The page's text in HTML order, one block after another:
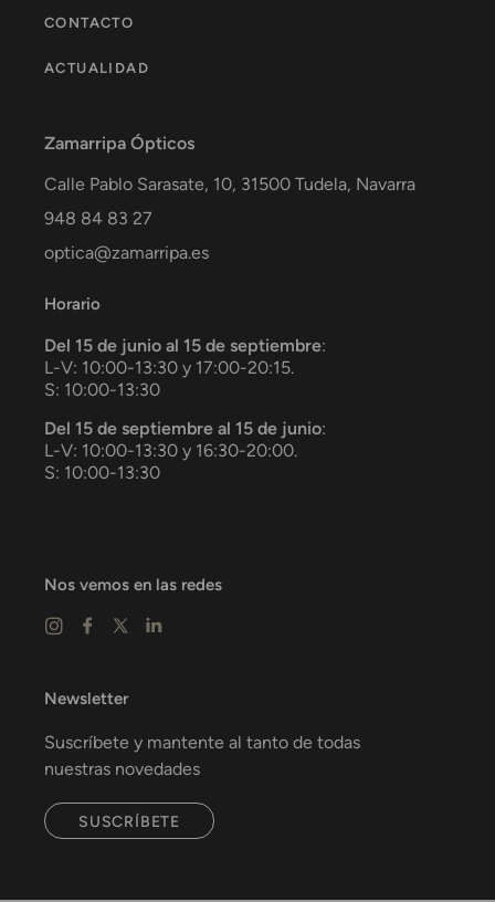
CONTACTO
ACTUALIDAD
Zamarripa Ópticos
Calle Pablo Sarasate, 10, 31500 Tudela, Navarra
948 84 83 27
optica@zamarripa.es
Horario
Del 15 de junio al 15 de septiembre:
L-V: 10:00-13:30 y 17:00-20:15.
S: 10:00-13:30
Del 15 de septiembre al 15 de junio:
L-V: 10:00-13:30 y 16:30-20:00.
S: 10:00-13:30
Nos vemos en las redes
Newsletter
Suscríbete y mantente al tanto de todas
nuestras novedades
SUSCRÍBETE